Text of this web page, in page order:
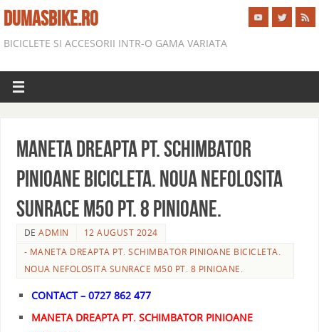
DUMASBIKE.RO
BICICLETE SI ACCESORII INTR-O GAMA VARIATA
MANETA DREAPTA PT. SCHIMBATOR
PINIOANE BICICLETA. NOUA NEFOLOSITA
SUNRACE M50 PT. 8 PINIOANE.
DEADMIN
12 AUGUST 2024
- MANETA DREAPTA PT. SCHIMBATOR PINIOANE BICICLETA.
NOUA NEFOLOSITA SUNRACE M50 PT. 8 PINIOANE.
CONTACT – 0727 862 477
MANETA DREAPTA PT. SCHIMBATOR PINIOANE